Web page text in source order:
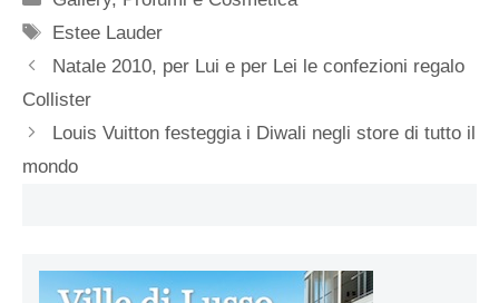
Tag
Estee Lauder
Natale 2010, per Lui e per Lei le confezioni regalo
Collister
Louis Vuitton festeggia i Diwali negli store di tutto il
mondo